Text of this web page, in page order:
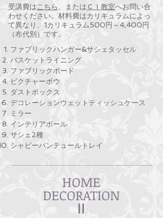
受講費はこちら 、または ＣＩ教室へお問い合
わせください。材料費はカリキュラムによっ
て異なり、1カリキュラム500円～4,400円
（布代別）です。
ファブリックハンガー&サシェタッセル
バスケットライニング
ファブリックボード
ピクチャーボウ
ダストボックス
デコレーションウェットティッシュケース
ミラー
インテリアボール
サシェ2種
​シャビーパンテュールトレイ
HOME
​DECORATION
Ⅱ